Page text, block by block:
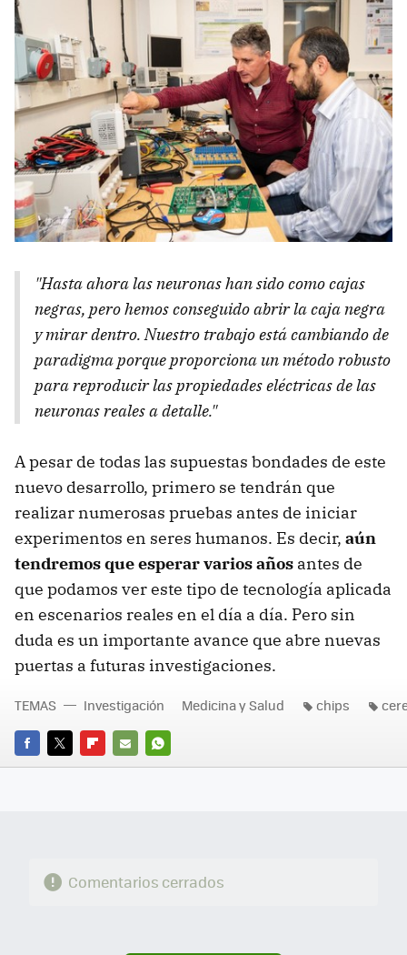
"Hasta ahora las neuronas han sido como cajas
negras, pero hemos conseguido abrir la caja negra
y mirar dentro. Nuestro trabajo está cambiando de
paradigma porque proporciona un método robusto
para reproducir las propiedades eléctricas de las
neuronas reales a detalle."
A pesar de todas las supuestas bondades de este
nuevo desarrollo, primero se tendrán que
realizar numerosas pruebas antes de iniciar
experimentos en seres humanos. Es decir, aún
tendremos que esperar varios años antes de
que podamos ver este tipo de tecnología aplicada
en escenarios reales en el día a día. Pero sin
duda es un importante avance que abre nuevas
puertas a futuras investigaciones.
FACEBOOK
TWITTERFLIPBOARD
E-
WHATSAPP
TEMAS Investigación Medicina y Salud chips
Comentarios cerrados